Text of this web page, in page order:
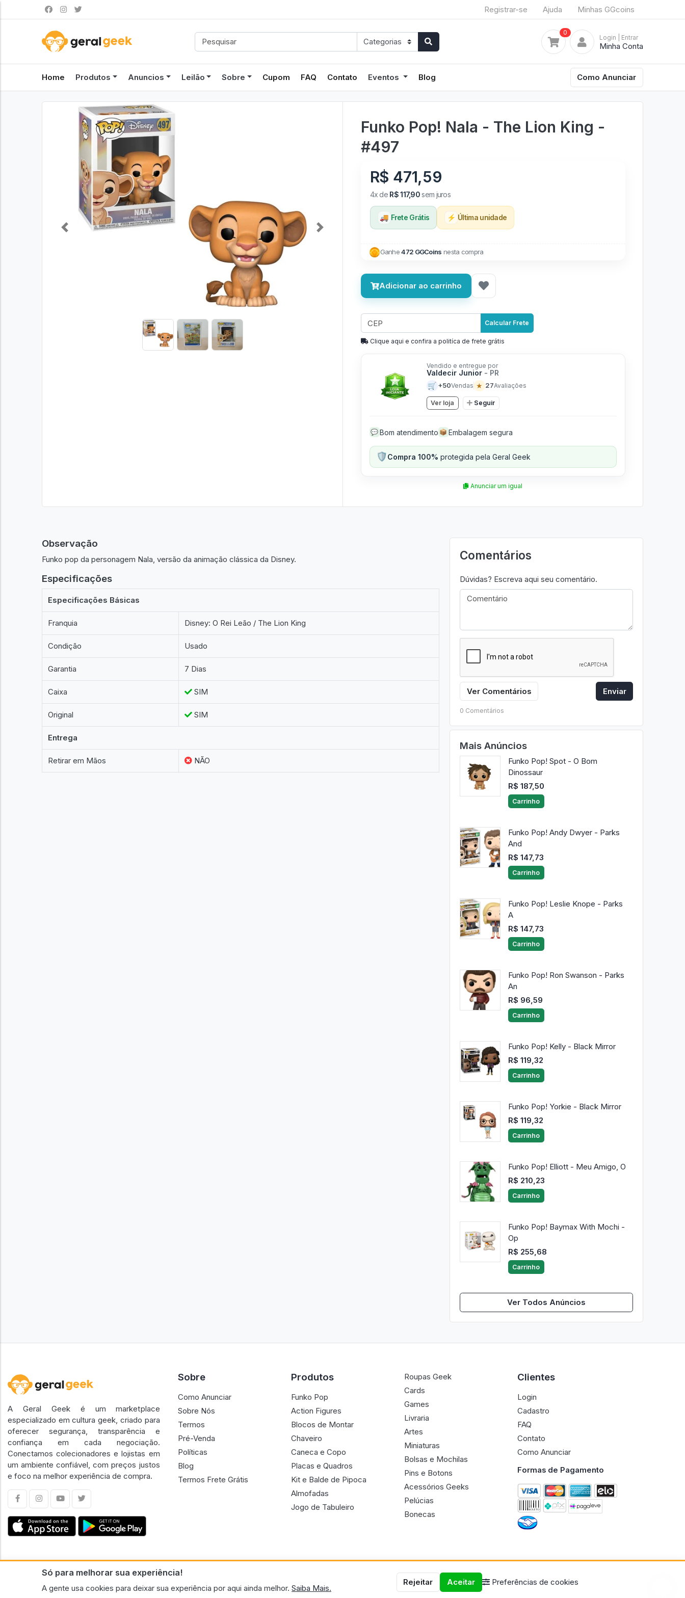
Registrar-se Ajuda Minhas GGcoins
0
Login | Entrar
Minha Conta
Home Produtos Anuncios Leilão Sobre Cupom FAQ Contato Eventos Blog Como Anunciar
Funko Pop! Nala - The Lion King -
#497
R$ 471,59
4x de R$ 117,90sem juros
🚚 Frete Grátis ⚡ Última unidade
Ganhe472 GGCoins nesta compra
Adicionar ao carrinho
Calcular Frete
Clique aqui e confira a politíca de frete grátis
Vendido e entregue por
Valdecir Junior - PR
🛒 +50Vendas ★ 27Avaliações
Ver loja Seguir
💬 Bom atendimento 📦 Embalagem segura
🛡️Compra 100% protegida pela Geral Geek
Anunciar um igual
Observação
Funko pop da personagem Nala, versão da animação clássica da Disney.
Especificações
Especificações Básicas
Franquia Disney: O Rei Leão / The Lion King
Condição Usado
Garantia 7 Dias
Caixa SIM
Original SIM
Entrega
Retirar em Mãos NÃO
Comentários
Dúvidas? Escreva aqui seu comentário.
Ver Comentários Enviar
0 Comentários
Mais Anúncios
Funko Pop! Spot - O Bom
Dinossaur
R$ 187,50
Carrinho
Funko Pop! Andy Dwyer - Parks
And
R$ 147,73
Carrinho
Funko Pop! Leslie Knope - Parks
A
R$ 147,73
Carrinho
Funko Pop! Ron Swanson - Parks
An
R$ 96,59
Carrinho
Funko Pop! Kelly - Black Mirror
R$ 119,32
Carrinho
Funko Pop! Yorkie - Black Mirror
R$ 119,32
Carrinho
Funko Pop! Elliott - Meu Amigo, O
R$ 210,23
Carrinho
Funko Pop! Baymax With Mochi -
Op
R$ 255,68
Carrinho
Ver Todos Anúncios
Só para melhorar sua experiência!
A gente usa cookies para deixar sua experiência por aqui ainda melhor. Saiba Mais.
Rejeitar Aceitar Preferências de cookies
A Geral Geek é um marketplace
especializado em cultura geek, criado para
oferecer segurança, transparência e
confiança em cada negociação.
Conectamos colecionadores e lojistas em
um ambiente confiável, com preços justos
e foco na melhor experiência de compra.
Sobre
Como Anunciar
Sobre Nós
Termos
Pré-Venda
Políticas
Blog
Termos Frete Grátis
Produtos
Funko Pop
Action Figures
Blocos de Montar
Chaveiro
Caneca e Copo
Placas e Quadros
Kit e Balde de Pipoca
Almofadas
Jogo de Tabuleiro
Roupas Geek
Cards
Games
Livraria
Artes
Miniaturas
Bolsas e Mochilas
Pins e Botons
Acessórios Geeks
Pelúcias
Bonecas
Clientes
Login
Cadastro
FAQ
Contato
Como Anunciar
Formas de Pagamento
CNPJ n.º 30.220.458/0001-17 - GERAL GEEK PORTAL ELETRONICO LTDA.